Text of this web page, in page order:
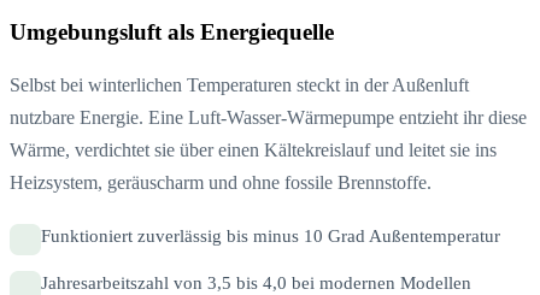
Umgebungsluft als Energiequelle
Selbst bei winterlichen Temperaturen steckt in der Außenluft
nutzbare Energie. Eine Luft-Wasser-Wärmepumpe entzieht ihr diese
Wärme, verdichtet sie über einen Kältekreislauf und leitet sie ins
Heizsystem, geräuscharm und ohne fossile Brennstoffe.
Funktioniert zuverlässig bis minus 10 Grad Außentemperatur
Jahresarbeitszahl von 3,5 bis 4,0 bei modernen Modellen